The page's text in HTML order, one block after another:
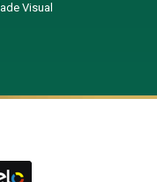
Visual